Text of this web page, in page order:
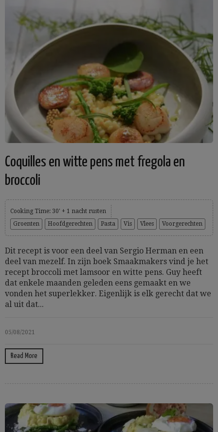
Coquilles en witte pens met fregola en
broccoli
Cooking Time: 30' + 1 nacht rusten
Groenten
Hoofdgerechten Pasta Vis Vlees Voorgerechten
Dit recept is voor een deel van Sergio Herman en een
deel van mezelf. In zijn boek Smaakmakers vind je het
recept broccoli met lamsoor en witte pens. Guy heeft
dat enkele maanden geleden eens gemaakt en we
vonden het superlekker. Eigenlijk is elk gerecht dat we
al uit dat...
05/08/2021
Read More